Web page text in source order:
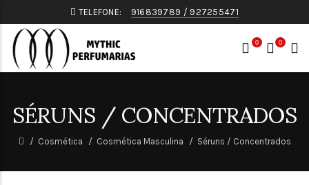
TELEFONE: 916839789 / 927255471
0 0
SÉRUNS / CONCENTRADOS
Cosmética Cosmética Masculina Séruns / Concentrados